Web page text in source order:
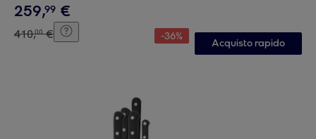
259,99 €
410,00 € -36%
Acquisto rapido